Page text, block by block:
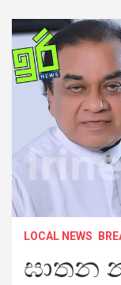
LOCAL NEWS
ඝාතන